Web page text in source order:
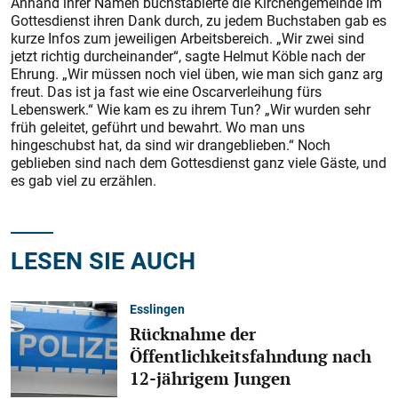
Gottesdienst ihren Dank durch, zu jedem Buchstaben gab es
kurze Infos zum jeweiligen Arbeitsbereich. „Wir zwei sind
jetzt richtig durcheinander“, sagte Helmut Köble nach der
Ehrung. „Wir müssen noch viel üben, wie man sich ganz arg
freut. Das ist ja fast wie eine Oscarverleihung fürs
Lebenswerk.“ Wie kam es zu ihrem Tun? „Wir wurden sehr
früh geleitet, geführt und bewahrt. Wo man uns
hingeschubst hat, da sind wir drangeblieben.“ Noch
geblieben sind nach dem Gottesdienst ganz viele Gäste, und
es gab viel zu erzählen.
LESEN SIE AUCH
Esslingen
Rücknahme der
Öffentlichkeitsfahndung nach
12-jährigem Jungen